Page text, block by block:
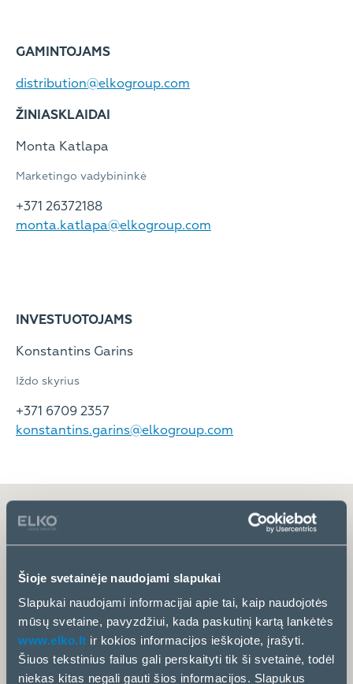
Šioje svetainėje naudojami slapukai
Slapukai naudojami informacijai apie tai, kaip naudojotės
mūsų svetaine, pavyzdžiui, kada paskutinį kartą lankėtės
www.elko.lt ir kokios informacijos ieškojote, įrašyti.
Šiuos tekstinius failus gali perskaityti tik ši svetainė, todėl
niekas kitas negali gauti šios informacijos. Slapukus
GAMINTOJAMS
distribution@elkogroup.com
ŽINIASKLAIDAI
Monta Katlapa
Marketingo vadybininkė
+371 26372188
monta.katlapa@elkogroup.com
INVESTUOTOJAMS
Konstantins Garins
Iždo skyrius
+371 6709 2357
konstantins.garins@elkogroup.com